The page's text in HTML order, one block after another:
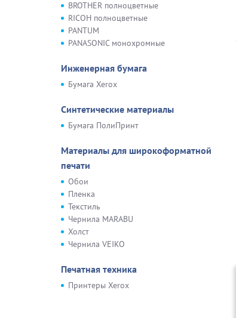
BROTHER полноцветные
RICOH полноцветные
PANTUM
PANASONIC монохромные
Инженерная бумага
Бумага Xerox
Синтетические материалы
Бумага ПолиПринт
Материалы для широкоформатной
печати
Обои
Пленка
Текстиль
Чернила MARABU
Холст
Чернила VEIKO
Печатная техника
Принтеры Xerox